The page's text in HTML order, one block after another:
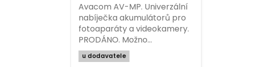
Avacom AV-MP. Univerzální
nabíječka akumulátorů pro
fotoaparáty a videokamery.
PRODÁNO. Možno…
u dodavatele